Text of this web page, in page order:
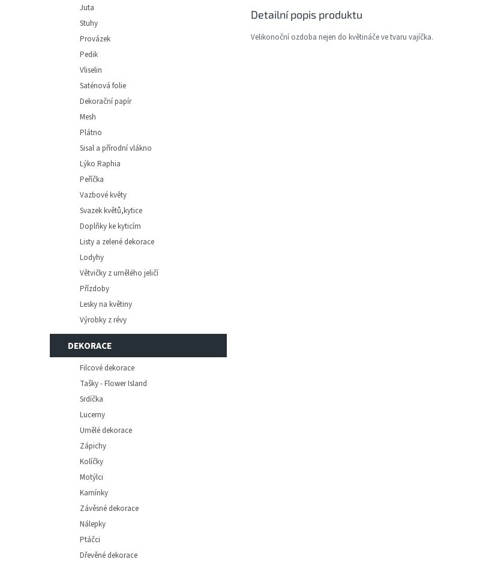
Juta
Stuhy
Provázek
Pedik
Vliselin
Saténová folie
Dekorační papír
Mesh
Plátno
Sisal a přírodní vlákno
Lýko Raphia
Peříčka
Vazbové květy
Svazek květů,kytice
Doplňky ke kyticím
Listy a zelené dekorace
Lodyhy
Větvičky z umělého jeličí
Přízdoby
Lesky na květiny
Výrobky z révy
DEKORACE
Filcové dekorace
Tašky - Flower Island
Srdíčka
Lucerny
Umělé dekorace
Zápichy
Kolíčky
Motýlci
Kamínky
Závěsné dekorace
Nálepky
Ptáčci
Dřevěné dekorace
Detailní popis produktu
Velikonoční ozdoba nejen do květináče ve tvaru vajíčka.